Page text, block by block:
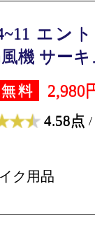
4~11 エン
機 サー
料 2,980
4.58点 /
ク用品